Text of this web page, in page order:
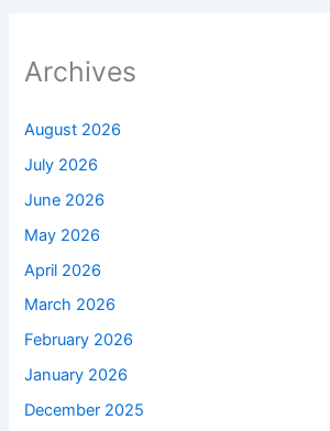
Archives
August 2026
July 2026
June 2026
May 2026
April 2026
March 2026
February 2026
January 2026
December 2025